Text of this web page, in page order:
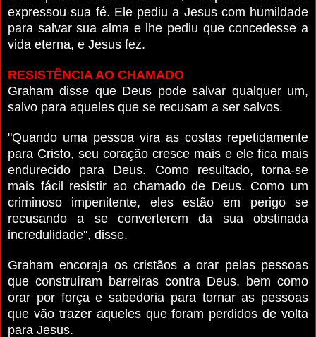
expressou sua fé. Ele pediu a Jesus com humildade
para salvar sua alma e lhe pediu que concedesse a
vida eterna, e Jesus fez.
RESISTÊNCIA AO CHAMADO
Graham disse que Deus pode salvar qualquer um,
salvo para aqueles que se recusam a ser salvos.
"Quando uma pessoa vira as costas repetidamente
para Cristo, seu coração cresce mais e ele fica mais
endurecido para Deus. Como resultado, torna-se
mais fácil resistir ao chamado de Deus. Como um
criminoso impenitente, eles estão em perigo se
recusando a se converterem da sua obstinada
incredulidade", disse.
Graham encoraja os cristãos a orar pelas pessoas
que construíram barreiras contra Deus, bem como
orar por força e sabedoria para tornar as pessoas
que vão trazer aqueles que foram perdidos de volta
para Jesus.